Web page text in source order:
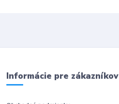
Informácie pre zákazníkov